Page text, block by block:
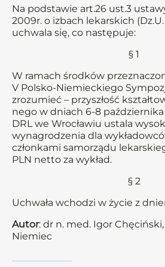
Na podstawie art.26 ust.3
2009r. o izbach lekarskich (Dz.U.
uchwala się, co następuje:
§ 1
W ramach środków
V Polsko-Niemieckiego
zrozumieć – przyszłość
nego w dniach 6-8 października
DRL we Wrocławiu ustala
wynagrodzenia dla
członkami samorządu
PLN netto za wykład.
§ 2
Uchwała wchodzi w życie z
Autor: dr n. med. Igor
Niemiec